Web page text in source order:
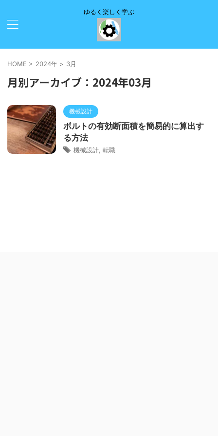
ゆるく楽しく学ぶ
HOME > 2024年 > 3月
月別アーカイブ：2024年03月
機械設計
ボルトの有効断面積を簡易的に算出す
る方法
機械設計 転職